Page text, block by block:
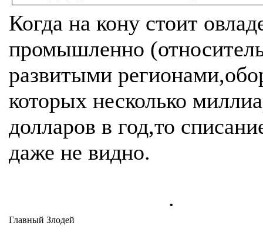
Когда на кону стоит
промышленно
развитыми
которых несколько
долларов в год,то
даже не видно.
.
Главный Злодей